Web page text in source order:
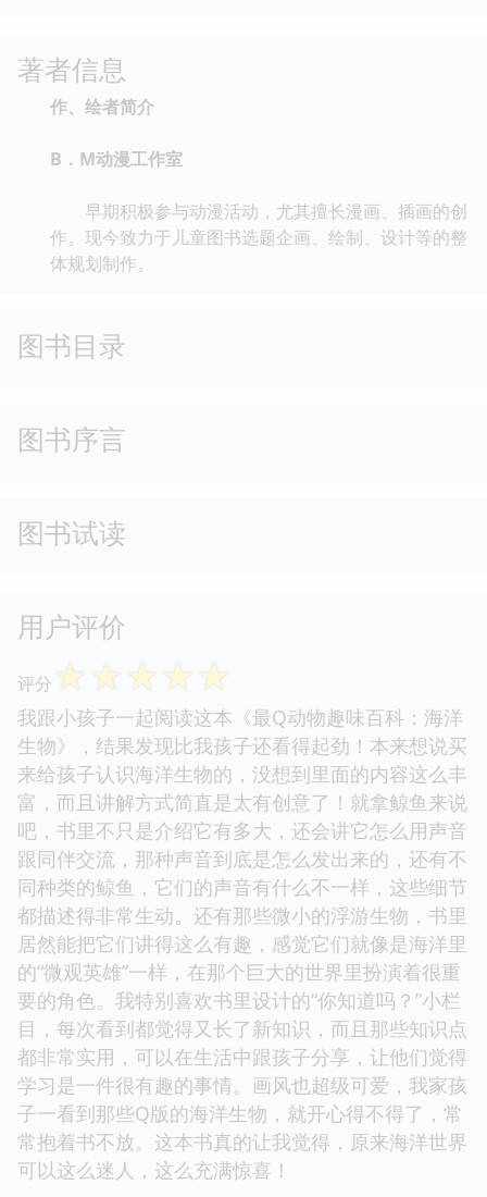
著者信息
作、绘者简介
B．M动漫工作室
早期积极参与动漫活动，尤其擅长漫画、插画的创
作。现今致力于儿童图书选题企画、绘制、设计等的整
体规划制作。
图书目录
图书序言
图书试读
用户评价
评分 ☆☆☆☆☆
我跟小孩子一起阅读这本《最Q动物趣味百科：海洋
生物》，结果发现比我孩子还看得起劲！本来想说买
来给孩子认识海洋生物的，没想到里面的内容这么丰
富，而且讲解方式简直是太有创意了！就拿鲸鱼来说
吧，书里不只是介绍它有多大，还会讲它怎么用声音
跟同伴交流，那种声音到底是怎么发出来的，还有不
同种类的鲸鱼，它们的声音有什么不一样，这些细节
都描述得非常生动。还有那些微小的浮游生物，书里
居然能把它们讲得这么有趣，感觉它们就像是海洋里
的“微观英雄”一样，在那个巨大的世界里扮演着很重
要的角色。我特别喜欢书里设计的“你知道吗？”小栏
目，每次看到都觉得又长了新知识，而且那些知识点
都非常实用，可以在生活中跟孩子分享，让他们觉得
学习是一件很有趣的事情。画风也超级可爱，我家孩
子一看到那些Q版的海洋生物，就开心得不得了，常
常抱着书不放。这本书真的让我觉得，原来海洋世界
可以这么迷人，这么充满惊喜！